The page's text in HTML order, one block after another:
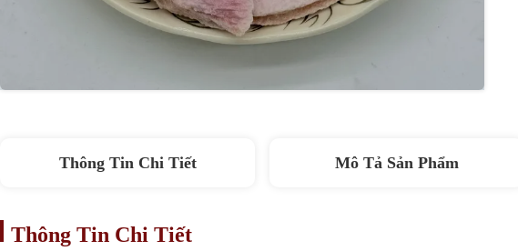
Thông Tin Chi Tiết Mô Tả Sản Phẩm
Thông Tin Chi Tiết